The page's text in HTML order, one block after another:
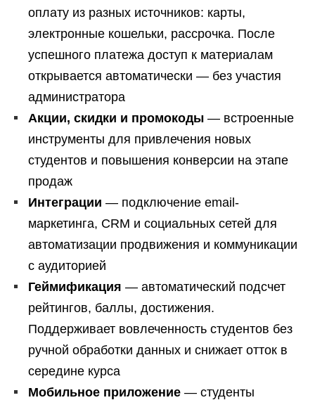
оплату из разных источников: карты,
электронные кошельки, рассрочка. После
успешного платежа доступ к материалам
открывается автоматически — без участия
администратора
Акции, скидки и промокоды — встроенные
инструменты для привлечения новых
студентов и повышения конверсии на этапе
продаж
Интеграции — подключение email-
маркетинга, CRM и социальных сетей для
автоматизации продвижения и коммуникации
с аудиторией
Геймификация — автоматический подсчет
рейтингов, баллы, достижения.
Поддерживает вовлеченность студентов без
ручной обработки данных и снижает отток в
середине курса
Мобильное приложение — студенты